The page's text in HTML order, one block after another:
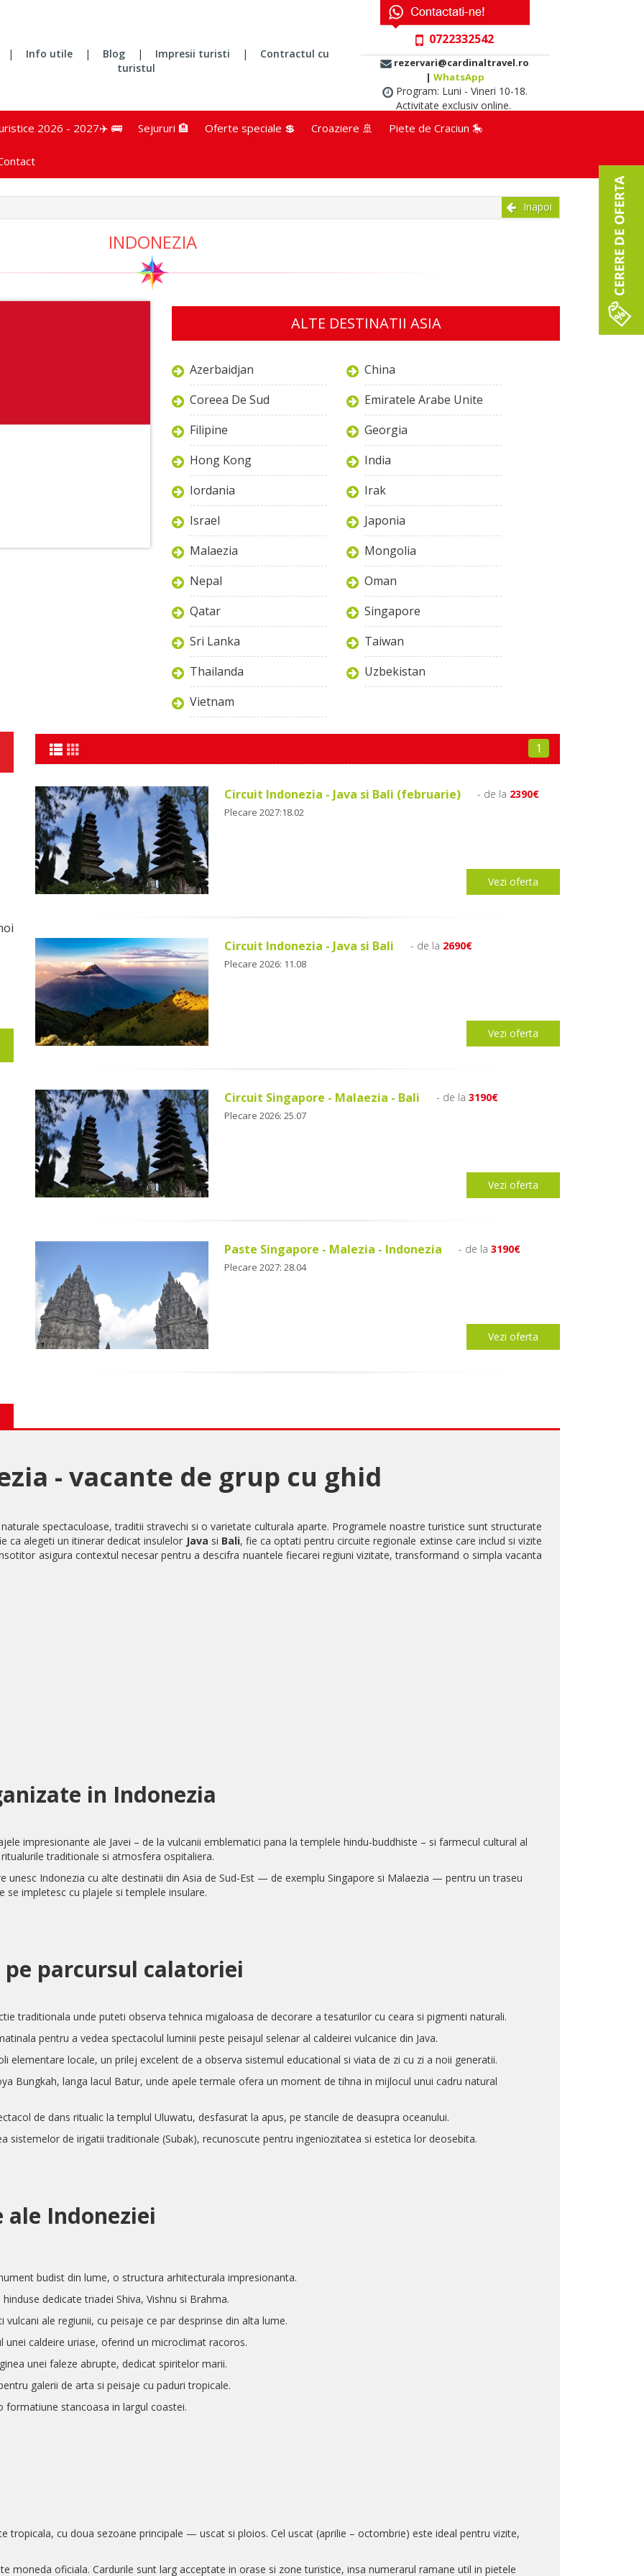
| Info utile | Blog | Impresii turisti |
Contractul cu
turistul
0722332542
rezervari@cardinaltravel.ro
| WhatsApp
Program: Luni - Vineri 10-18.
Activitate exclusiv online.
2026 - 2027✈️ 🚌 Sejururi 🏨 Oferte speciale 💲 Croaziere 🚢 Piete de Craciun 🎠
Inapoi
INDONEZIA
ALTE DESTINATII ASIA
Azerbaidjan
China
Coreea De Sud
Emiratele Arabe Unite
Filipine
Georgia
Hong Kong
India
Iordania
Irak
Israel
Japonia
Malaezia
Mongolia
Nepal
Oman
Qatar
Singapore
Sri Lanka
Taiwan
Thailanda
Uzbekistan
Vietnam
1
Circuit Indonezia - Java si Bali (februarie) - de la 2390€
Plecare 2027:18.02
Vezi oferta
Circuit Indonezia - Java si Bali - de la 2690€
Plecare 2026: 11.08
Vezi oferta
Circuit Singapore - Malaezia - Bali - de la 3190€
Plecare 2026: 25.07
Vezi oferta
Paste Singapore - Malezia - Indonezia - de la 3190€
Plecare 2027: 28.04
Vezi oferta
- vacante de grup cu ghid
spectaculoase, traditii stravechi si o varietate culturala aparte. Programele noastre turistice sunt structurate
ca alegeti un itinerar dedicat insulelor Java si Bali, fie ca optati pentru circuite regionale extinse care includ si vizite
asigura contextul necesar pentru a descifra nuantele fiecarei regiuni vizitate, transformand o simpla vacanta
in Indonezia
impresionante ale Javei – de la vulcanii emblematici pana la templele hindu‑buddhiste – si farmecul cultural al
traditionale si atmosfera ospitaliera.
unesc Indonezia cu alte destinatii din Asia de Sud‑Est — de exemplu Singapore si Malaezia — pentru un traseu
impletesc cu plajele si templele insulare.
parcursul calatoriei
traditionala unde puteti observa tehnica migaloasa de decorare a tesaturilor cu ceara si pigmenti naturali.
pentru a vedea spectacolul luminii peste peisajul selenar al caldeirei vulcanice din Java.
elementare locale, un prilej excelent de a observa sistemul educational si viata de zi cu zi a noii generatii.
Bungkah, langa lacul Batur, unde apele termale ofera un moment de tihna in mijlocul unui cadru natural
de dans ritualic la templul Uluwatu, desfasurat la apus, pe stancile de deasupra oceanului.
sistemelor de irigatii traditionale (Subak), recunoscute pentru ingeniozitatea si estetica lor deosebita.
Indoneziei
budist din lume, o structura arhitecturala impresionanta.
dedicate triadei Shiva, Vishnu si Brahma.
vulcani ale regiunii, cu peisaje ce par desprinse din alta lume.
unei caldeire uriase, oferind un microclimat racoros.
unei faleze abrupte, dedicat spiritelor marii.
galerii de arta si peisaje cu paduri tropicale.
formatiune stancoasa in largul coastei.
tropicala, cu doua sezoane principale — uscat si ploios. Cel uscat (aprilie – octombrie) este ideal pentru vizite,
moneda oficiala. Cardurile sunt larg acceptate in orase si zone turistice, insa numerarul ramane util in pietele